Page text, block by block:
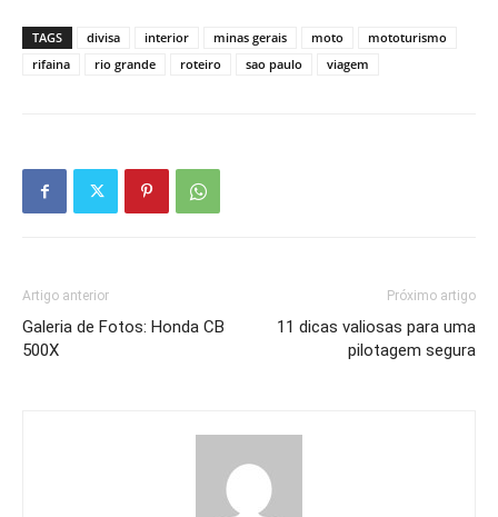
TAGS divisa interior minas gerais moto
mototurismo
rifaina
rio grande roteiro sao paulo viagem
Artigo anterior
Galeria de Fotos: Honda CB
500X
Próximo artigo
11 dicas valiosas para uma
pilotagem segura